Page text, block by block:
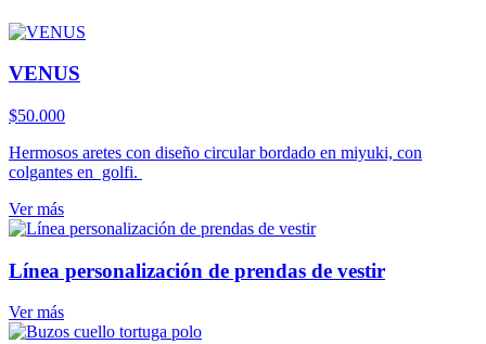
VENUS
$50.000
Hermosos aretes con diseño circular bordado en miyuki, con
colgantes en golfi.
Ver más
Línea personalización de prendas de vestir
Ver más